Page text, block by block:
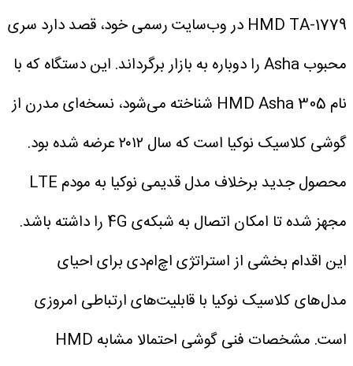
HMD TA-1779 در وب‌سایت رسمی خود، قصد دارد سری
محبوب Asha را دوباره به بازار برگرداند. این دستگاه که با
نام HMD Asha 305 شناخته می‌شود، نسخه‌ای مدرن از
گوشی کلاسیک نوکیا است که سال ۲۰۱۲ عرضه شده بود.
محصول جدید برخلاف مدل قدیمی نوکیا به مودم LTE
مجهز شده تا امکان اتصال به شبکه‌ی 4G را داشته باشد.
این اقدام بخشی از استراتژی اچ‌ام‌دی برای احیای
مدل‌های کلاسیک نوکیا با قابلیت‌های ارتباطی امروزی
است.
مشخصات فنی گوشی احتمالا مشابه HMD